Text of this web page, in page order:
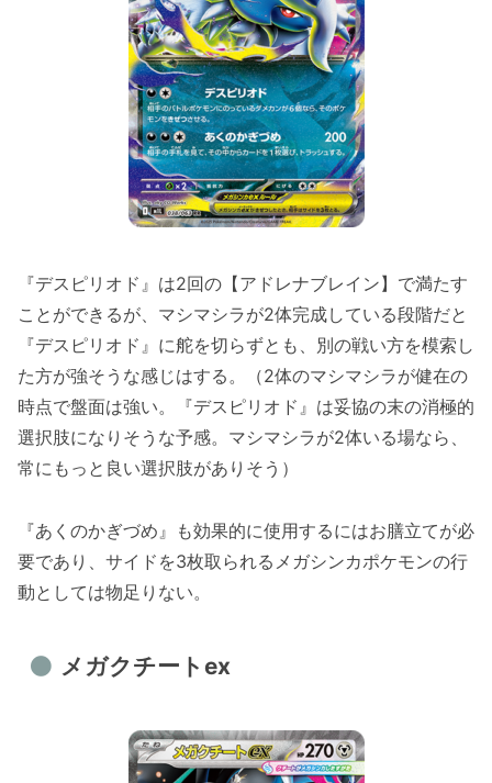
『デスピリオド』は2回の【アドレナブレイン】で満たす
ことができるが、マシマシラが2体完成している段階だと
『デスピリオド』に舵を切らずとも、別の戦い方を模索し
た方が強そうな感じはする。（2体のマシマシラが健在の
時点で盤面は強い。『デスピリオド』は妥協の末の消極的
選択肢になりそうな予感。マシマシラが2体いる場なら、
常にもっと良い選択肢がありそう）
『あくのかぎづめ』も効果的に使用するにはお膳立てが必
要であり、サイドを3枚取られるメガシンカポケモンの行
動としては物足りない。
メガクチートex